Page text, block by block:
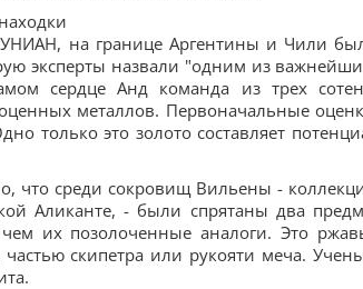
на границе Аргентины и Чили
эксперты назвали "одним из
сердце Анд команда из трех
металлов. Первоначальные
только это золото составляет
что среди сокровищ Вильены -
Аликанте, - были спрятаны два
их позолоченные аналоги. Это
частью скипетра или рукояти меча.